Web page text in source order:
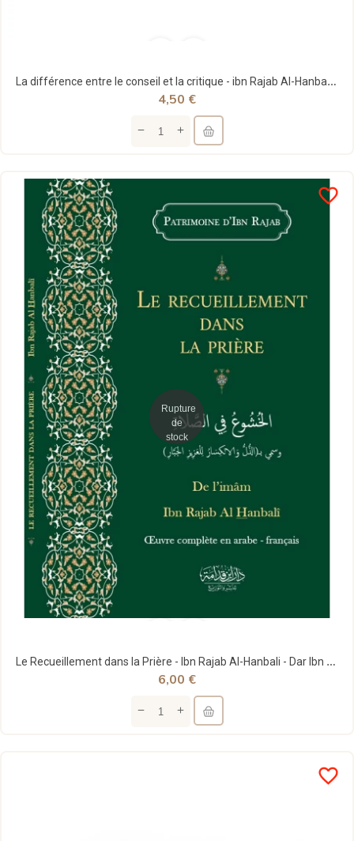
La différence entre le conseil et la critique - ibn Rajab Al-Hanbali - Dar Ibn Qoudamah
4,50 €
favorite_border
Rupture
de
stock
Le Recueillement dans la Prière - Ibn Rajab Al-Hanbali - Dar Ibn Qoudamah
6,00 €
favorite_border